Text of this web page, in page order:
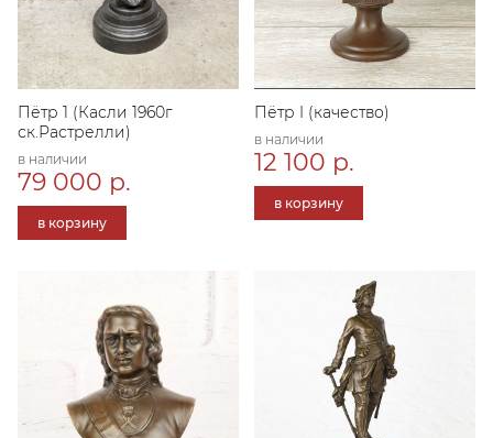
Пётр 1 (Касли 1960г
ск.Растрелли)
в наличии
79 000 р.
в корзину
Пётр I (качество)
в наличии
12 100 р.
в корзину